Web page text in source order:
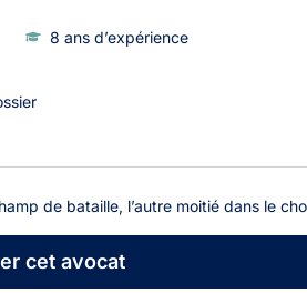
8 ans d’expérience
de bataille, l’autre moitié dans le
cet avocat